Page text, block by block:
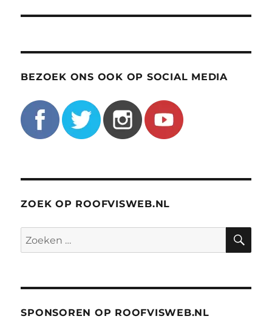
BEZOEK ONS OOK OP SOCIAL MEDIA
ZOEK OP ROOFVISWEB.NL
Zoeken
naar:
SPONSOREN OP ROOFVISWEB.NL